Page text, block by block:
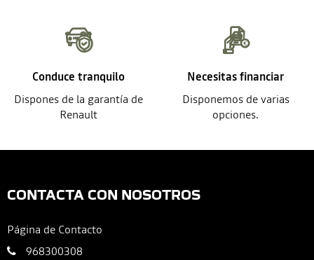
Conduce tranquilo
Dispones de la garantía de
Renault
Necesitas financiar
Disponemos de varias
opciones.
CONTACTA CON NOSOTROS
Página de Contacto
968300308